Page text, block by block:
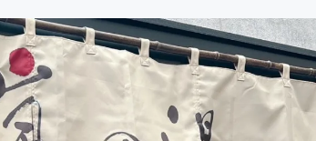
音楽
ゲーム・サービス開発